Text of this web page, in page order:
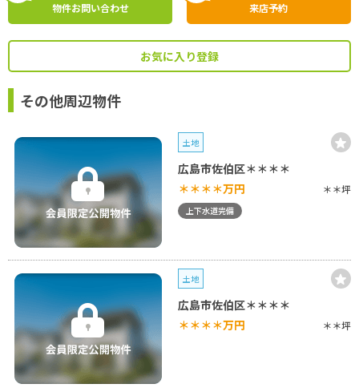
物件お問い合わせ
来店予約
お気に入り登録
その他周辺物件
土地
広島市佐伯区＊＊＊＊
＊＊＊＊万円 ＊＊坪
上下水道完備
土地
広島市佐伯区＊＊＊＊
＊＊＊＊万円 ＊＊坪